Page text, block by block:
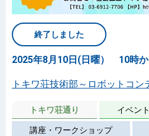
終了しました
2025年8月10日(日曜） 10時
トキワ荘技術部～ロボットコン
トキワ荘通り イベン
講座・ワークショップ